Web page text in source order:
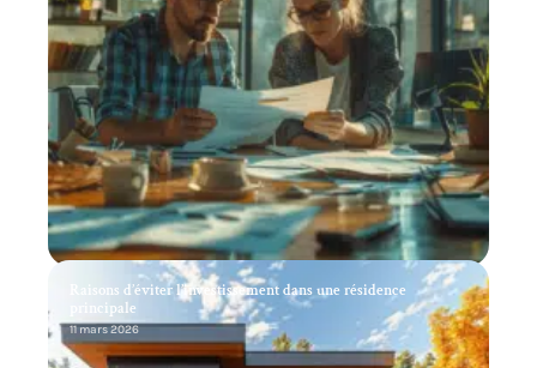
Raisons d’éviter l’investissement dans une résidence
principale
11 mars 2026